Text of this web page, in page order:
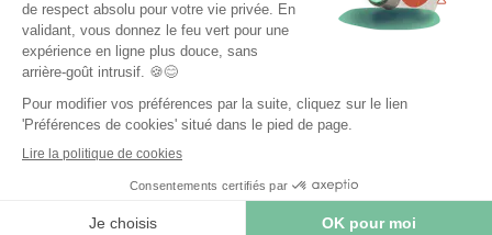
Outils manager
Glossaire RH
Métiers RH
© 2026 EURÉCIA — TOUS DROITS RÉSERVÉS |MENTIONS LÉGALES|POLITIQUE DE CONFIDENTIALITÉ